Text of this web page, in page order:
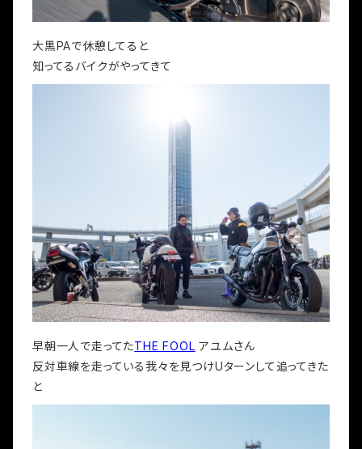
大黒PAで休憩してると
知ってるバイクがやってきて
早朝一人で走ってたTHE FOOL アユムさん
反対車線を走っている我々を見つけUターンして追ってきた
と